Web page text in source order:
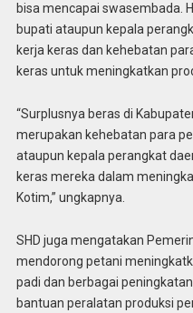
bisa mencapai swasembada.
bupati ataupun kepala
kerja keras dan kehebatan
keras untuk meningkatkan
“Surplusnya beras di
merupakan kehebatan para
ataupun kepala perangkat
keras mereka dalam
Kotim,” ungkapnya.
SHD juga mengatakan
mendorong petani
padi dan berbagai
bantuan peralatan produksi